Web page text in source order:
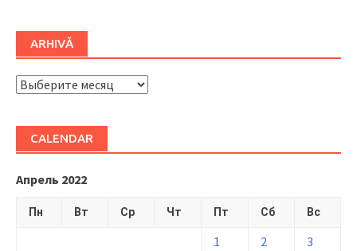
ARHIVĂ
ARHIVĂ
CALENDAR
Апрель 2022
Пн Вт Ср Чт Пт Сб Вс
1 2
3